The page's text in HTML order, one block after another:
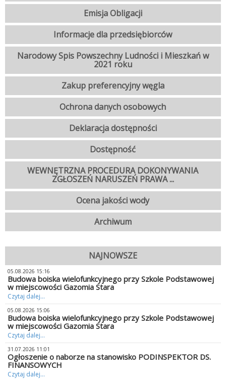
Emisja Obligacji
Informacje dla przedsiębiorców
Narodowy Spis Powszechny Ludności i Mieszkań w
2021 roku
Zakup preferencyjny węgla
Ochrona danych osobowych
Deklaracja dostępności
Dostępność
WEWNĘTRZNA PROCEDURA DOKONYWANIA
ZGŁOSZEŃ NARUSZEŃ PRAWA ...
Ocena jakości wody
Archiwum
NAJNOWSZE
05.08.2026 15:16
Budowa boiska wielofunkcyjnego przy Szkole Podstawowej
w miejscowości Gazomia Stara
Czytaj dalej...
05.08.2026 15:06
Budowa boiska wielofunkcyjnego przy Szkole Podstawowej
w miejscowości Gazomia Stara
Czytaj dalej...
31.07.2026 11:01
Ogłoszenie o naborze na stanowisko PODINSPEKTOR DS.
FINANSOWYCH
Czytaj dalej...